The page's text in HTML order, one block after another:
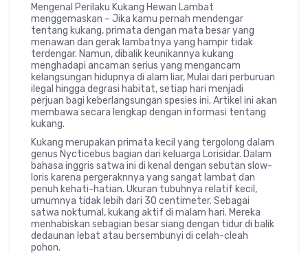
Mengenal Perilaku Kukang Hewan Lambat
menggemaskan – Jika kamu pernah mendengar
tentang kukang, primata dengan mata besar yang
menawan dan gerak lambatnya yang hampir tidak
terdengar. Namun, dibalik keunikannya kukang
menghadapi ancaman serius yang mengancam
kelangsungan hidupnya di alam liar, Mulai dari perburuan
ilegal hingga degrasi habitat, setiap hari menjadi
perjuan bagi keberlangsungan spesies ini. Artikel ini akan
membawa secara lengkap dengan informasi tentang
kukang.
Kukang merupakan primata kecil yang tergolong dalam
genus Nycticebus bagian dari keluarga Lorisidar. Dalam
bahasa inggris satwa ini di kenal dengan sebutan slow-
loris karena pergeraknnya yang sangat lambat dan
penuh kehati-hatian. Ukuran tubuhnya relatif kecil,
umumnya tidak lebih dari 30 centimeter. Sebagai
satwa nokturnal, kukang aktif di malam hari. Mereka
menhabiskan sebagian besar siang dengan tidur di balik
dedaunan lebat atau bersembunyi di celah-cleah
pohon.